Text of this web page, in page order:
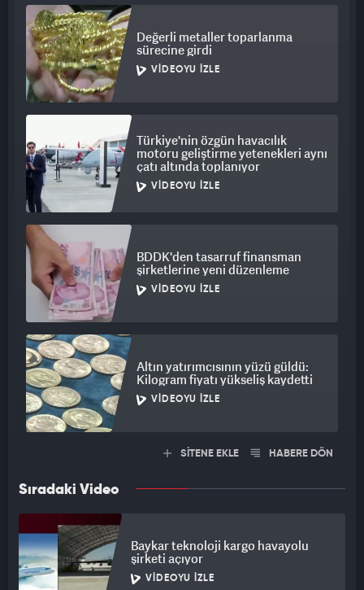
Değerli metaller toparlanma
sürecine girdi
VIDEOYU İZLE
Türkiye'nin özgün havacılık
motoru geliştirme yetenekleri aynı
çatı altında toplanıyor
VIDEOYU İZLE
BDDK'den tasarruf finansman
şirketlerine yeni düzenleme
VIDEOYU İZLE
Altın yatırımcısının yüzü güldü:
Kilogram fiyatı yükseliş kaydetti
VIDEOYU İZLE
SİTENE EKLE HABERE DÖN
Sıradaki Video
Baykar teknoloji kargo havayolu
şirketi açıyor
VIDEOYU İZLE